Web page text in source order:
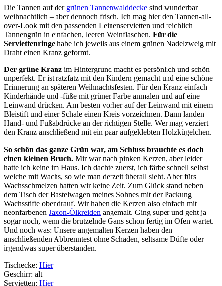
Die Tannen auf der grünen Tannenwalddecke sind wunderbar
weihnachtlich – aber dennoch frisch. Ich mag hier den Tannen-all-
over-Look mit den passenden Leinenservietten und reichlich
Tannengrün in einfachen, leeren Weinflaschen. Für die
Serviettenringe habe ich jeweils aus einem grünen Nadelzweig mit
Draht einen Kranz geformt.
Der grüne Kranz im Hintergrund macht es persönlich und schön
unperfekt. Er ist ratzfatz mit den Kindern gemacht und eine schöne
Erinnerung an späteren Weihnachtsfesten. Für den Kranz einfach
Kinderhände und -füße mit grüner Farbe anmalen und auf eine
Leinwand drücken. Am besten vorher auf der Leinwand mit einem
Bleistift und einer Schale einen Kreis vorzeichnen. Dann landen
Hand- und Fußabdrücke an der richtigen Stelle. Wer mag verziert
den Kranz anschließend mit ein paar aufgeklebten Holzkügelchen.
So schön das ganze Grün war, am Schluss brauchte es doch
einen kleinen Bruch. Mir war nach pinken Kerzen, aber leider
hatte ich keine im Haus. Ich dachte zuerst, ich färbe schnell selbst
welche mit Wachs, so wie man derzeit überall sieht. Aber fürs
Wachsschmelzen hatten wir keine Zeit. Zum Glück stand neben
dem Tisch der Bastelwagen meines Sohnes mit der Packung
Wachsstifte obendrauf. Wir haben die Kerzen also einfach mit
neonfarbenen Jaxon-Ölkreiden angemalt. Ging super und geht ja
sogar noch, wenn die brutzelnde Gans schon fertig im Ofen wartet.
Und noch was: Unsere angemalten Kerzen haben den
anschließenden Abbrenntest ohne Schaden, seltsame Düfte oder
irgendwas super überstanden.
Tischecke: Hier
Geschirr: alt
Servietten: Hier